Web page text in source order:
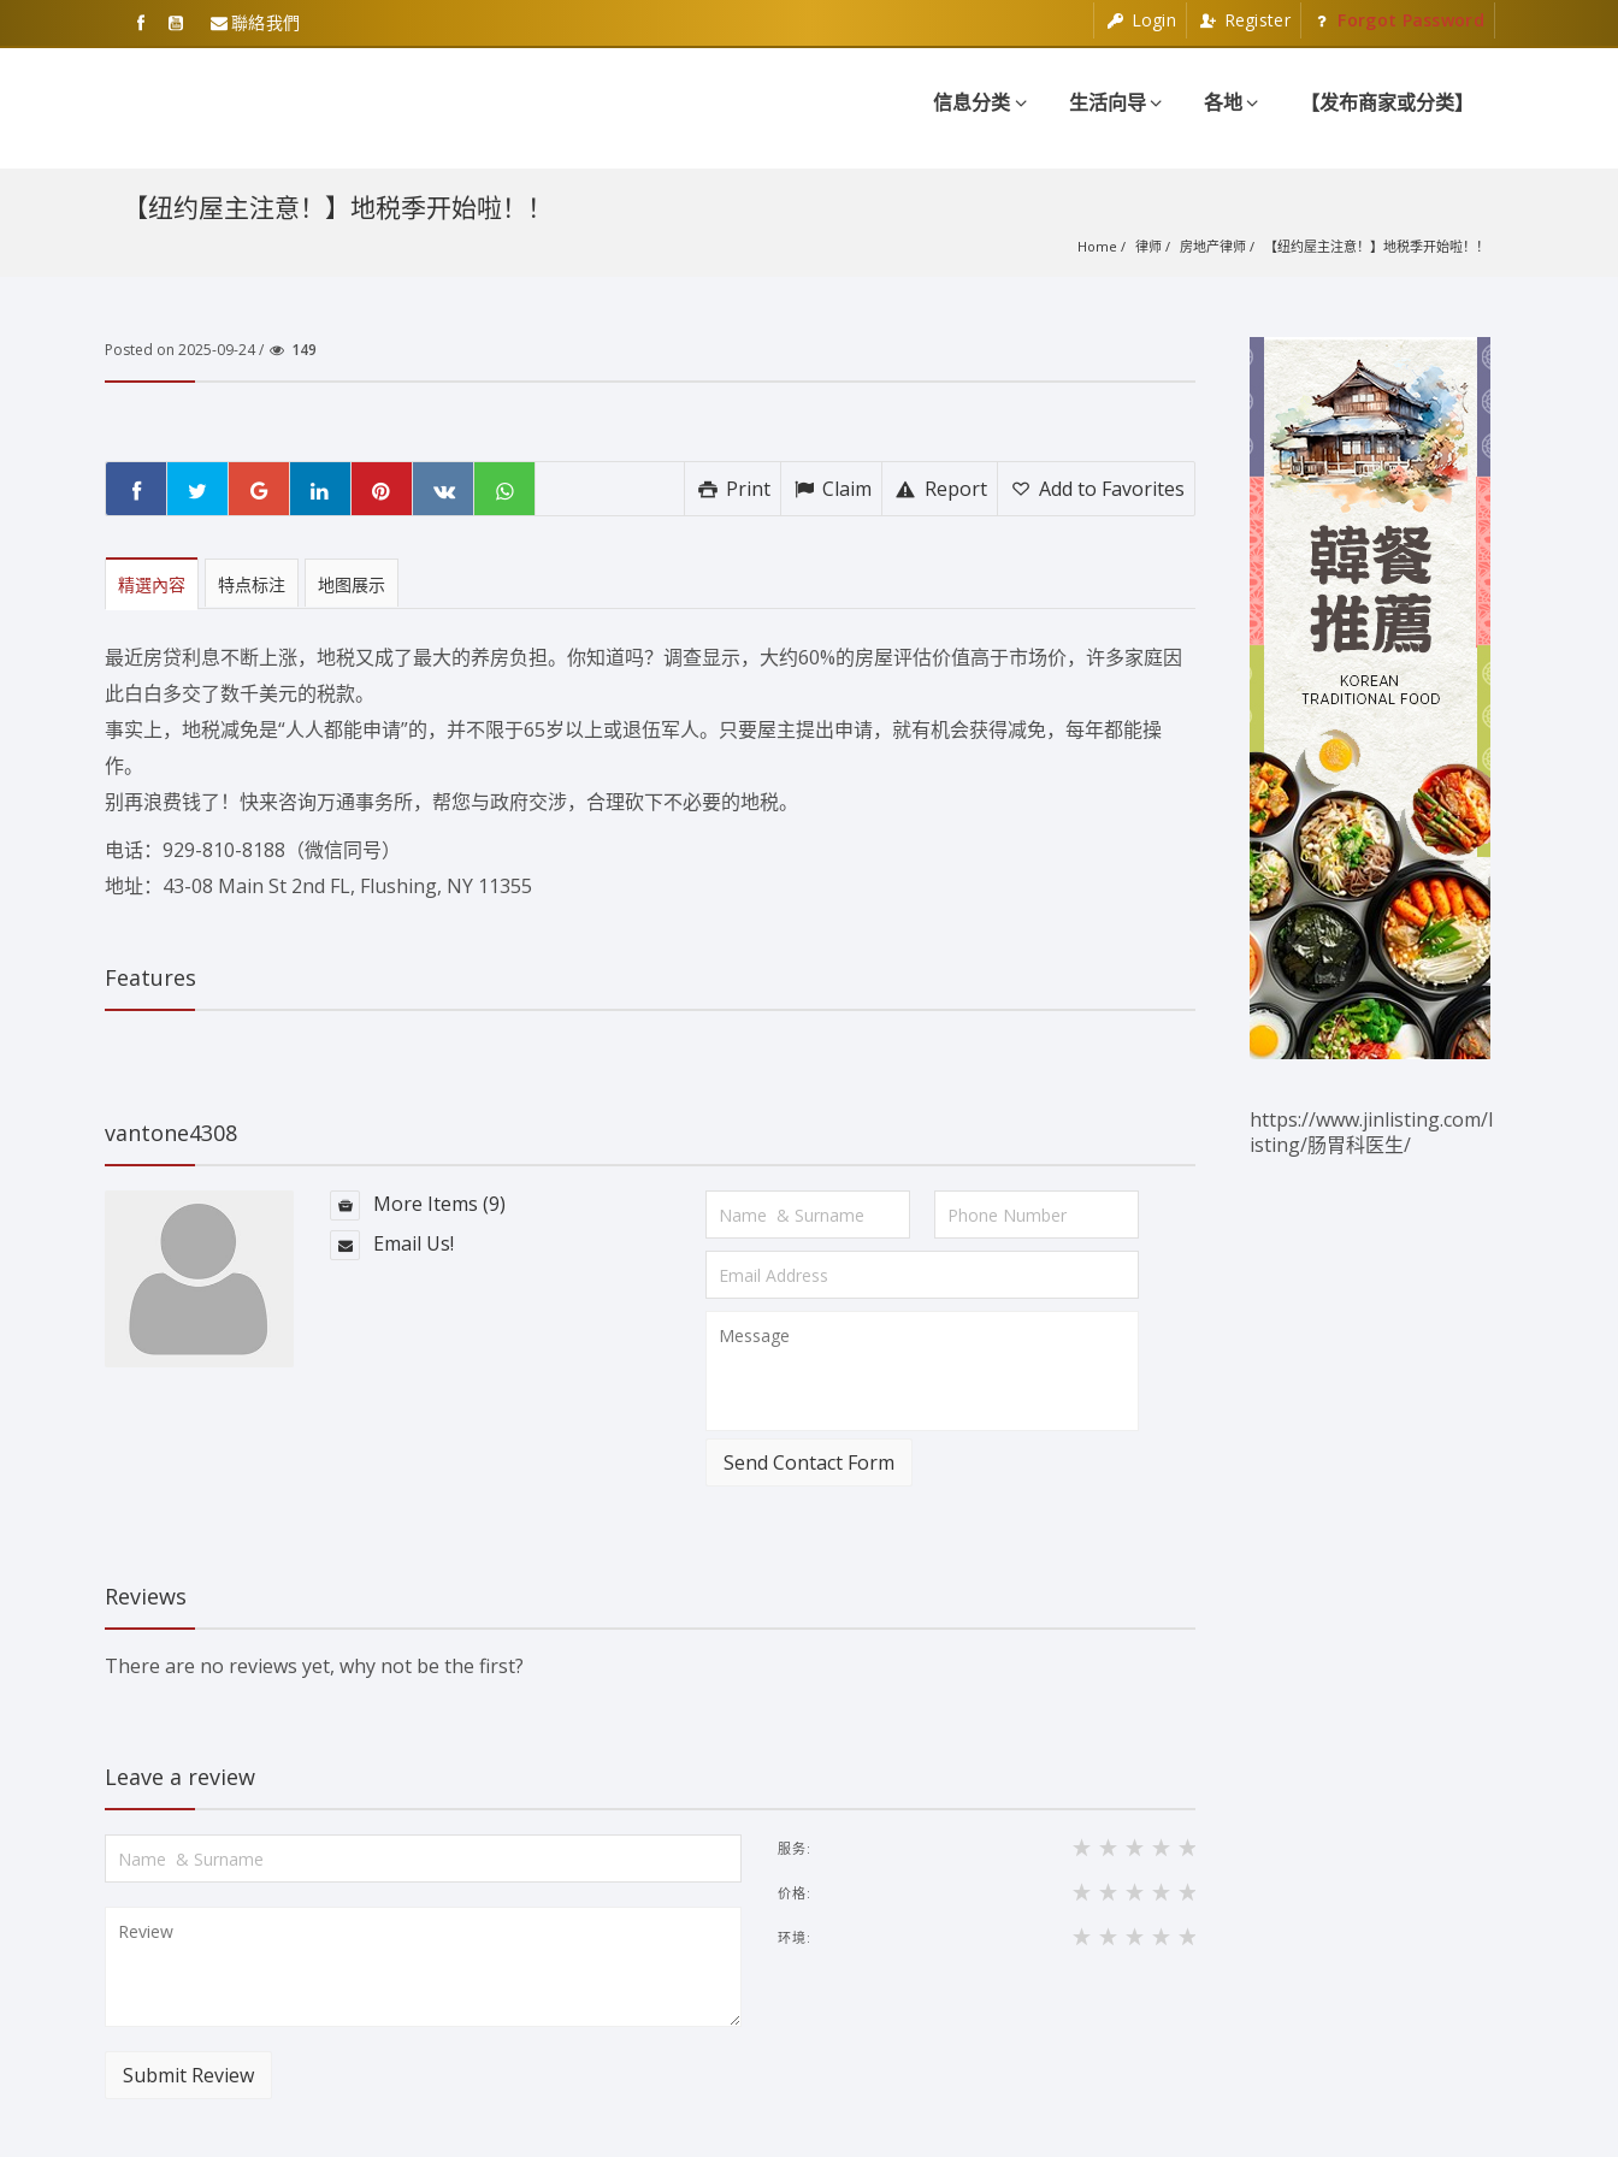
聯絡我們 Login Register Forgot Password
信息分类 生活向导 各地 【发布商家或分类】
【纽约屋主注意！】地税季开始啦！！
Home 律师 房地产律师 【纽约屋主注意！】地税季开始啦！！
Posted on 2025-09-24 / 149
Add to Favorites
Report
Claim
Print
精選內容 特点标注 地图展示
最近房贷利息不断上涨，地税又成了最大的养房负担。你知道吗？调查显示，大约60%的房屋评估价值高于市场价，许多家庭因
此白白多交了数千美元的税款。
事实上，地税减免是“人人都能申请”的，并不限于65岁以上或退伍军人。只要屋主提出申请，就有机会获得减免，每年都能操
作。
别再浪费钱了！快来咨询万通事务所，帮您与政府交涉，合理砍下不必要的地税。
电话：929-810-8188（微信同号）
地址：43-08 Main St 2nd FL, Flushing, NY 11355
Features
vantone4308
More Items (9)
Email Us!
Send Contact Form
Reviews
There are no reviews yet, why not be the first?
Leave a review
Submit Review
服务:
价格:
环境:
https://www.jinlisting.com/l
isting/肠胃科医生/